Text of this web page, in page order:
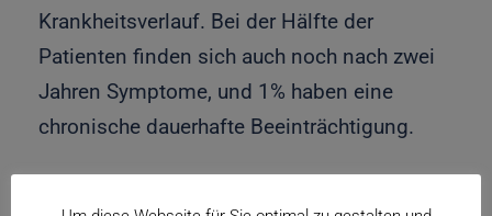
Krankheitsverlauf. Bei der Hälfte der
Patienten finden sich auch noch nach zwei
Jahren Symptome, und 1% haben eine
chronische dauerhafte Beeinträchtigung.